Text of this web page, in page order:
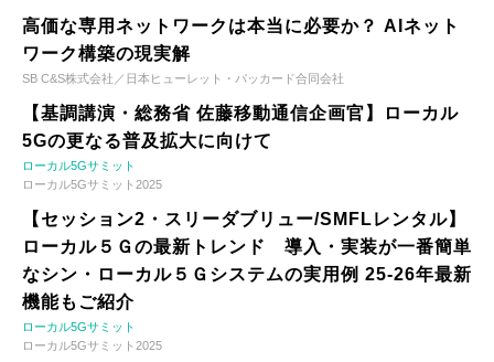
高価な専用ネットワークは本当に必要か？ AIネット
ワーク構築の現実解
SB C&S株式会社／日本ヒューレット・パッカード合同会社
【基調講演・総務省 佐藤移動通信企画官】ローカル
5Gの更なる普及拡大に向けて
ローカル5Gサミット
ローカル5Gサミット2025
【セッション2・スリーダブリュー/SMFLレンタル】
ローカル５Ｇの最新トレンド 導入・実装が一番簡単
なシン・ローカル５Ｇシステムの実用例 25-26年最新
機能もご紹介
ローカル5Gサミット
ローカル5Gサミット2025